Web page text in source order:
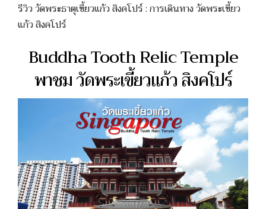
รีวิว วัดพระธาตุเขี้ยวแก้ว สิงคโปร์ : การเดินทาง วัดพระเขี้ยว
แก้ว สิงคโปร์
Buddha Tooth Relic Temple
พาชม วัดพระเขี้ยวแก้ว สิงคโปร์